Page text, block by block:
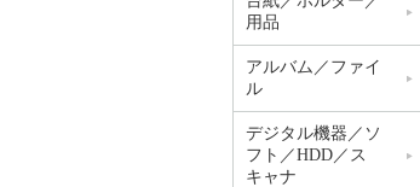
用品
アルバム／ファイ
ル
デジタル機器／ソ
フト／HDD／ス
キャナ